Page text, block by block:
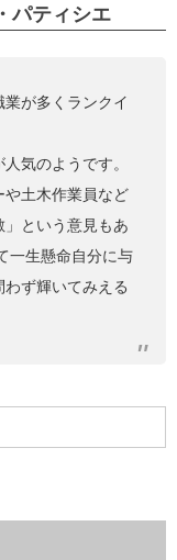
パティシエ
が多くランクイ
気のようです。
や土木作業員など
」という意見もあ
一生懸命自分に与
ず輝いてみえる